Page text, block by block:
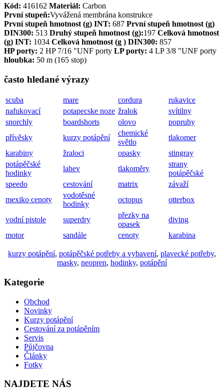
Kód: 416162 Materiál: Carbon
Prvnístupeň:Vyvážená membrána konstrukce
Prvnístupeň hmotnost (g) INT: 687 První stupeň hmotnost (g)
DIN300: 513 Druhý stupeň hmotnost (g):197 Celková hmotnost
(g) INT: 1034 Celková hmotnost (g ) DIN300: 857
HP porty: 2 HP 7/16 "UNF porty LP porty: 4 LP 3/8 "UNF porty
hloubka: 50 m (165 stop)
často hledané výrazy
scuba mare cordura
rukavice
nafukovací
potapecske noze žralok
svítilny
snorchly
boardshorts olovo
popruhy
přívěsky
kurzy potápění
chemické
světlo
tlakomer
karabiny
žraloci opasky
stingray
potápěčské
hodinky
lahev tlakoměry
strany
potápěčské
speedo
cestování matrix
závaží
mexiko cenoty
vodotěsné
hodinky
octopus otterbox
vodní pistole superdry
přezky na
opasek
diving
motor
sandále cenoty karabina
kurzy potápění, potápěčské potřeby a vybavení, plavecké potřeby,
masky, neopren, hodinky, potápění
Kategorie
Obchod
Novinky
Kurzy potápění
Cestování za potápěním
Servis
Půjčovna
Články
Fotky
NAJDETE NÁS